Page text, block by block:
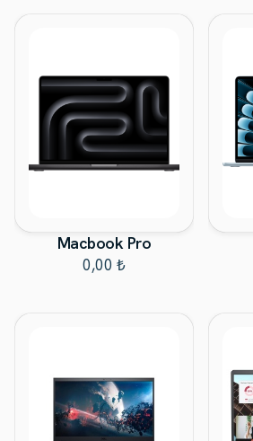
Macbook Pro
0,00 ₺